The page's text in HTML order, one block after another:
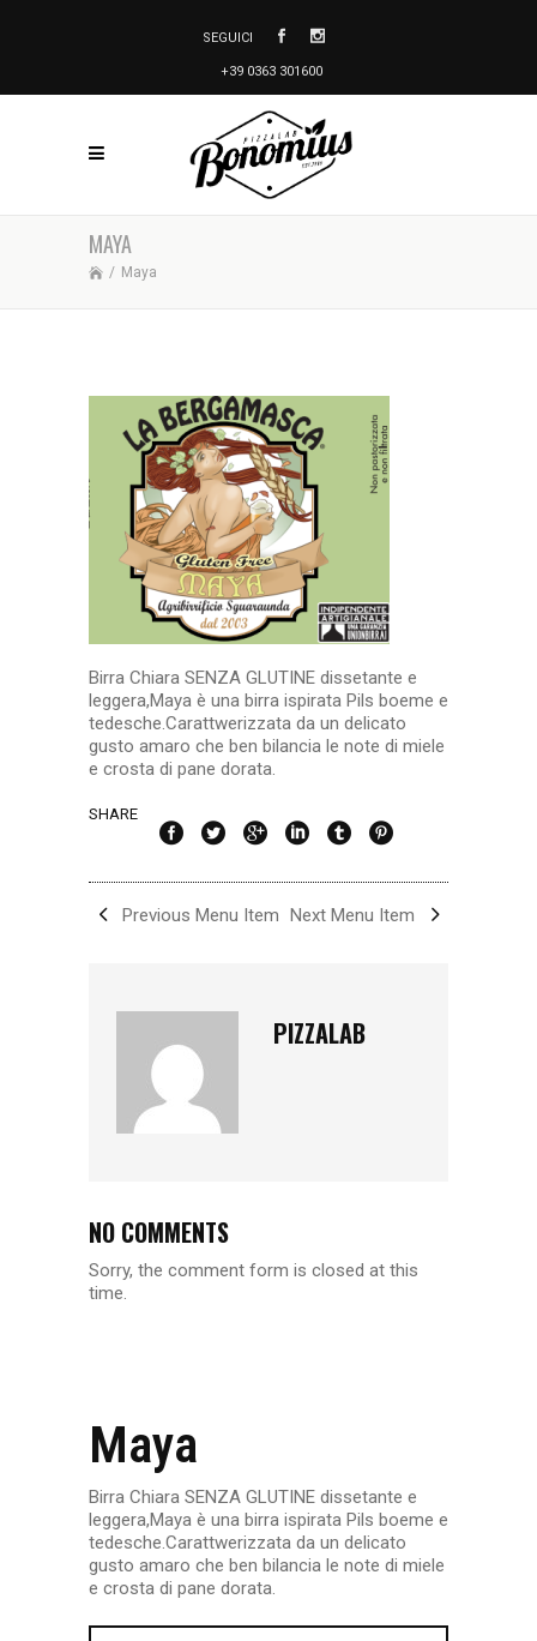
SEGUICI
+39 0363 301600
MAYA
/ Maya
Birra Chiara SENZA GLUTINE dissetante e
leggera,Maya è una birra ispirata Pils boeme e
tedesche.Carattwerizzata da un delicato
gusto amaro che ben bilancia le note di miele
e crosta di pane dorata.
SHARE
Previous Menu Item Next Menu Item
PIZZALAB
NO COMMENTS
Sorry, the comment form is closed at this
time.
Maya
Birra Chiara SENZA GLUTINE dissetante e
leggera,Maya è una birra ispirata Pils boeme e
tedesche.Carattwerizzata da un delicato
gusto amaro che ben bilancia le note di miele
e crosta di pane dorata.